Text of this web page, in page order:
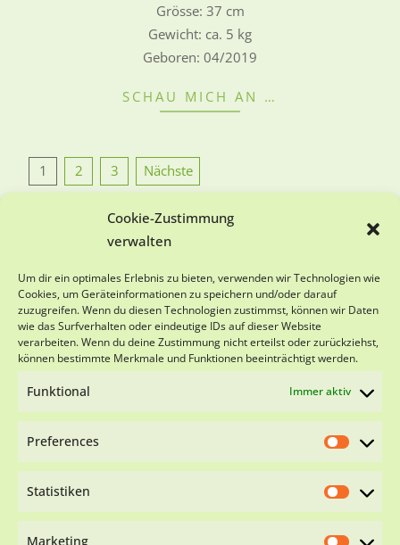
Cookie-Zustimmung
verwalten
Um dir ein optimales Erlebnis zu bieten, verwenden wir Technologien wie
Cookies, um Geräteinformationen zu speichern und/oder darauf
zuzugreifen. Wenn du diesen Technologien zustimmst, können wir Daten
wie das Surfverhalten oder eindeutige IDs auf dieser Website
verarbeiten. Wenn du deine Zustimmung nicht erteilst oder zurückziehst,
können bestimmte Merkmale und Funktionen beeinträchtigt werden.
Funktional Immer aktiv
Preferences
Statistiken
Marketing
Grösse: 37 cm
Gewicht: ca. 5 kg
Geboren: 04/2019
SCHAU MICH AN …
Seitennummerierung
der
Beiträge
1 2 3 Nächste
SPENDENKONTO
Viva-Animal e.V.
Sparkasse Schwarzwald-Baar
IBAN DE18 6945 0065 0151 0501 28
Impressum
Cookie-
Richtlinie (EU)